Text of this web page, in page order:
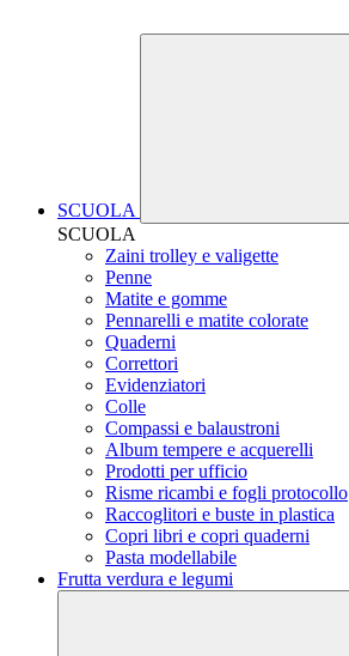
SCUOLA
SCUOLA
Zaini trolley e valigette
Penne
Matite e gomme
Pennarelli e matite colorate
Quaderni
Correttori
Evidenziatori
Colle
Compassi e balaustroni
Album tempere e acquerelli
Prodotti per ufficio
Risme ricambi e fogli protocollo
Raccoglitori e buste in plastica
Copri libri e copri quaderni
Pasta modellabile
Frutta verdura e legumi